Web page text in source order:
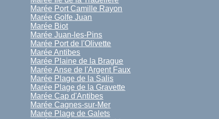
Marée Port Camille Rayon
Marée Golfe Juan
Marée Biot
Marée Juan-les-Pins
Marée Port de l'Olivette
Marée Antibes
Marée Plaine de la Brague
Marée Anse de l'Argent Faux
Marée Plage de la Salis
Marée Plage de la Gravette
Marée Cap d'Antibes
Marée Cagnes-sur-Mer
Marée Plage de Galets